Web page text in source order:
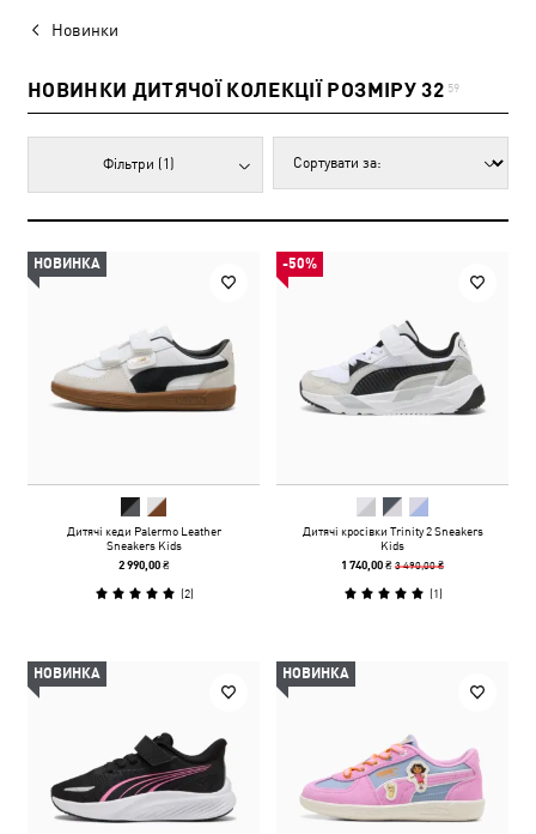
Новинки
НОВИНКИ ДИТЯЧОЇ КОЛЕКЦІЇ РОЗМІРУ 32 59
Фільтри (1)
НОВИНКА
Дитячі кеди Palermo Leather
Sneakers Kids
2 990,00 ₴
(2)
-50%
Дитячі кросівки Trinity 2 Sneakers
Kids
1 740,00 ₴3 490,00 ₴
(1)
НОВИНКА НОВИНКА